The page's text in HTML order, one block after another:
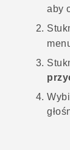
aby